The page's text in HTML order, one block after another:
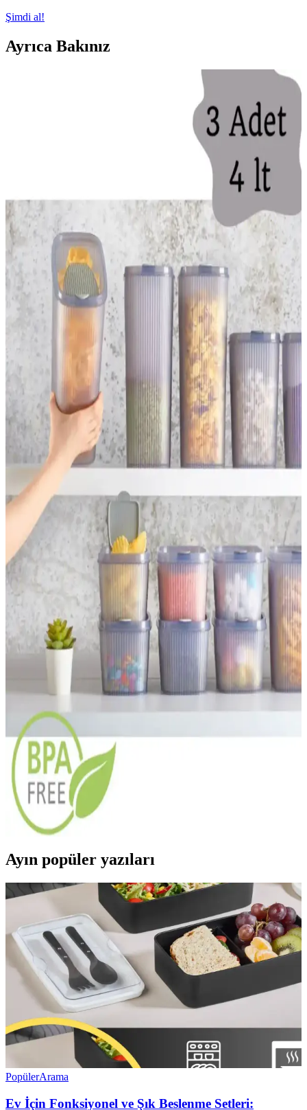
Şimdi al!
Ayrıca Bakınız
Vidalı Kapı Arkası Askılıklarının Özellikleri ve
Vidalı kapı arkası askılıkları, kolay montaj ve dayanıklılık sağlayan
pratik çözümler olup, ev ve ofislerde alan tasarrufu ve düzen sağlar.
Toka Organizerleri ile Ev Dekorasyonunda Şıklık ve
Toka organizerleri, evde düzeni sağlarken estetik katmanın en etkili
yollarından biridir. Çeşitli malzeme ve tasarımlarla, mutfak, banyo
ve yatak odası gibi alanlarda kullanılır, kaybolan küçük eşyaları
düzenler ve dekoratif görünüm sağlar.
İkili Baharatlık Setleri: Mutfakta Estetik ve
İşlevselliği Bir Arada Sunan Çözümler
Modern mutfaklarda hem şıklık hem de kullanım kolaylığı sağlayan
ikili baharatlık setleri, malzeme ve tasarım seçenekleriyle mutfak
Gri Saklama Kapları ile Modern ve Fonksiyonel
Mutfak Düzeni Çözümleri
Gri saklama kapları, farklı malzeme ve boyut seçenekleriyle
mutfakta estetik ve fonksiyonellik sunar. Dayanıklı, hijyenik ve şık
tasarımlarıyla mutfak düzeninizi kolayca sağlayabilirsiniz.
Mıknatıslı Baharatlıklar: Modern Mutfaklarda Alan
Tasarrufu ve Düzen Sağlayan Çözümler
Mıknatıslı baharatlıklar, metal yüzeylere yapışarak mutfakta alan
tasarrufu sağlar ve düzeni artırır. Bu pratik çözümler, modern mutfak
tasarımlarına uyum sağlar ve çeşitli markalar tarafından
sunulmaktadır.
Havlu Sepetleri ile Dekorasyonda Pratik ve Şık
Çözümler ve Farklı Malzeme Seçenekleri
Havlu sepetleri, fonksiyonelliği ve estetiğiyle ev dekorasyonunda
önemli yer tutar. Malzeme ve tasarım çeşitleriyle her mekâna uyum
sağlar, düzen ve şıklık katarken kullanışlılık sunar.
Fonksiyonel ve Pratik Tepsi Seçenekleri: Mutfak ve
Servis İçin En İyi Modeller
ve servis alanlarınızı düzenleyin. Ergonomik, bölmeli ve dayanıklı
modeller sayesinde günlük yaşamınızı kolaylaştırın.
Pratik Saklama Kabı ve Estetik Tasarımın
Günümüzdeki Rolü ve Trendleri
Günümüzde fonksiyonellik ve estetiğin birleştiği pratik saklama kabı
ve tasarım trendleri yaşam kalitemizi yükseltiyor, alan kullanımı ve
dekorasyona katkı sağlıyor.
Ayın popüler yazıları
PopülerArama
Ev İçin Fonksiyonel ve Şık Beslenme Setleri: